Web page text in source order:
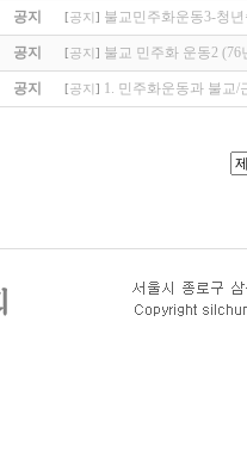
공지 [공지 ] 불교민주화운동3-청
공지 [공지 ] 불교 민주화 운동2 (76
공지 [공지 ] 1. 민주화운동과 불교/